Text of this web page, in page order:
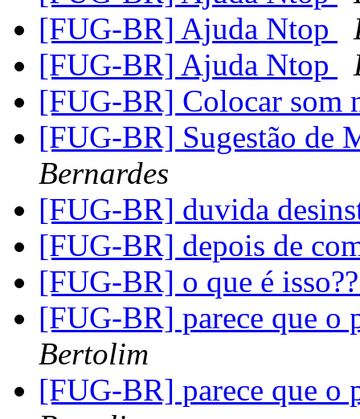
[FUG-BR] Ajuda Ntop
[FUG-BR] Ajuda Ntop
[FUG-BR] Colocar som
[FUG-BR] Sugestão de
Bernardes
[FUG-BR] duvida
[FUG-BR] depois de
[FUG-BR] o que é
[FUG-BR] parece que o
Bertolim
[FUG-BR] parece que o